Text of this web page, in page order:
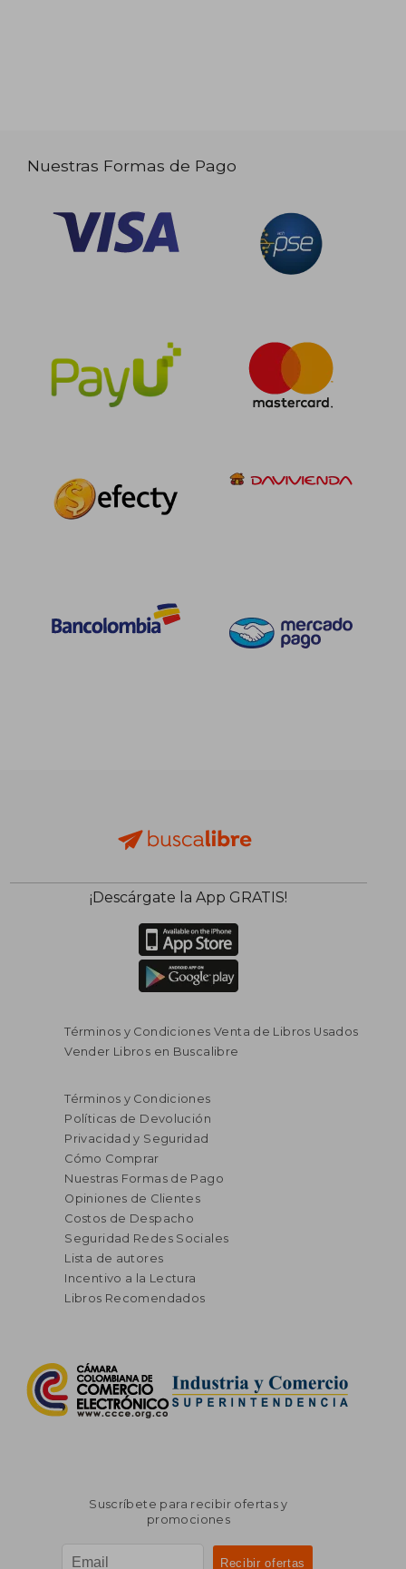
Nuestras Formas de Pago
¡Descárgate la App GRATIS!
Términos y Condiciones Venta de Libros Usados
Vender Libros en Buscalibre
Términos y Condiciones
Políticas de Devolución
Privacidad y Seguridad
Cómo Comprar
Nuestras Formas de Pago
Opiniones de Clientes
Costos de Despacho
Seguridad Redes Sociales
Lista de autores
Incentivo a la Lectura
Libros Recomendados
Suscríbete para recibir ofertas y
promociones